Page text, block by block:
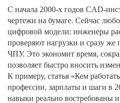
С начала 2000‑х годов
чертежи на бумаге. Сейчас
цифровой модели: инженеры
проверяют нагрузки и сразу же
ЧПУ. Это экономит время,
позволяет быстро вносить
К примеру, статья «Кем
профессии, зарплаты и шаги в
навыки реально востребованы